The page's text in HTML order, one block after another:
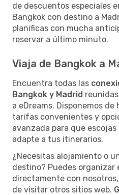
de descuentos especiales
Bangkok con destino a
planificas con mucha
reservar a último minuto.
Viaja de Bangkok a
Encuentra todas las
Bangkok y Madrid
a eDreams. Disponemos
tarifas convenientes y
avanzada para que
adapte a tus itinerarios.
¿Necesitas alojamiento o
destino? Puedes organizar
directamente con
de visitar otros sitios web.